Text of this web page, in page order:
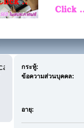
กระทู้:
ข้อความส่วนบุคคล:
อายุ: